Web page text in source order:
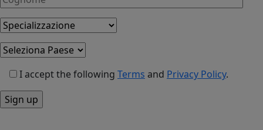
I accept the following Terms and Privacy Policy.